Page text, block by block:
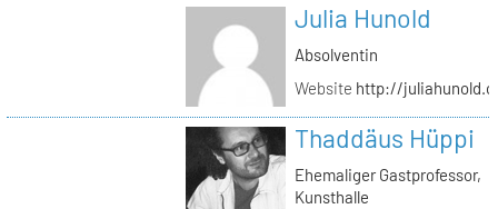
Julia Hunold
Absolventin
Website http://
Thaddäus Hüppi
Ehemaliger Gastprofessor,
Kunsthalle